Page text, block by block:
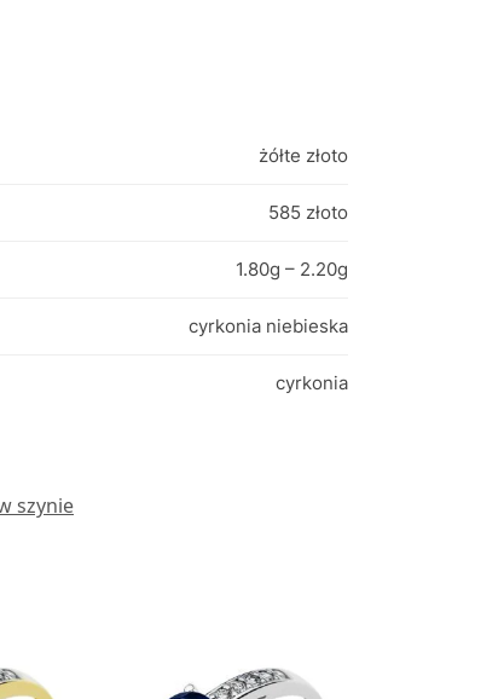
żółte złoto
585 złoto
1.80g – 2.20g
cyrkonia niebieska
cyrkonia
szynie